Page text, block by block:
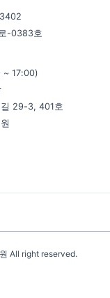
-0383호
~ 17:00)
29-3, 401호
All right reserved.